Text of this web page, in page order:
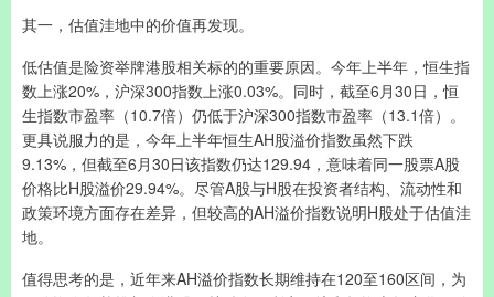
其一，估值洼地中的价值再发现。
低估值是险资举牌港股相关标的的重要原因。今年上半年，恒生指
数上涨20%，沪深300指数上涨0.03%。同时，截至6月30日，恒
生指数市盈率（10.7倍）仍低于沪深300指数市盈率（13.1倍）。
更具说服力的是，今年上半年恒生AH股溢价指数虽然下跌
9.13%，但截至6月30日该指数仍达129.94，意味着同一股票A股
价格比H股溢价29.94%。尽管A股与H股在投资者结构、流动性和
政策环境方面存在差异，但较高的AH溢价指数说明H股处于估值洼
地。
值得思考的是，近年来AH溢价指数长期维持在120至160区间，为